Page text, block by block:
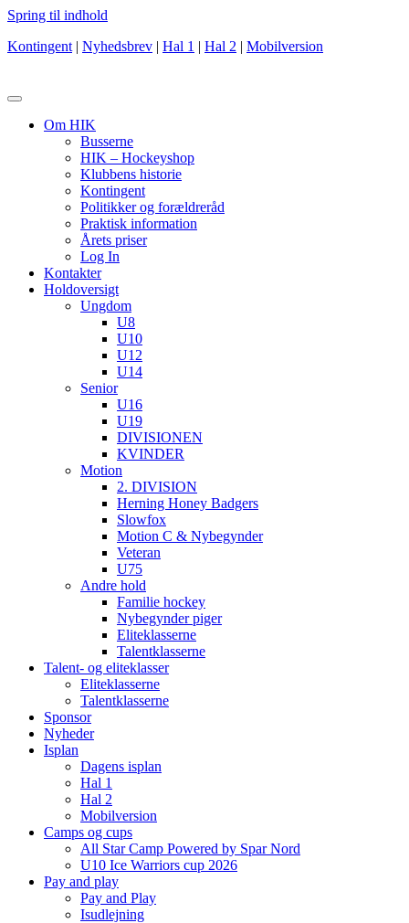
Spring til indhold
Kontingent | Nyhedsbrev | Hal 1 | Hal 2 | Mobilversion
Om HIK
Busserne
HIK – Hockeyshop
Klubbens historie
Kontingent
Politikker og forældreråd
Praktisk information
Årets priser
Log In
Kontakter
Holdoversigt
Ungdom
U8
U10
U12
U14
Senior
U16
U19
DIVISIONEN
KVINDER
Motion
2. DIVISION
Herning Honey Badgers
Slowfox
Motion C & Nybegynder
Veteran
U75
Andre hold
Familie hockey
Nybegynder piger
Eliteklasserne
Talentklasserne
Talent- og eliteklasser
Eliteklasserne
Talentklasserne
Sponsor
Nyheder
Isplan
Dagens isplan
Hal 1
Hal 2
Mobilversion
Camps og cups
All Star Camp Powered by Spar Nord
U10 Ice Warriors cup 2026
Pay and play
Pay and Play
Isudlejning